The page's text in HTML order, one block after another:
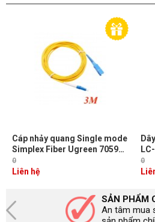
Cáp nhảy quang Single mode
Simplex Fiber Ugreen 70596
Dài 3M đầu LC-SC Màu Vàng
NW217
0
Liên hệ
0
SẢN PHẨM
An tâm mua